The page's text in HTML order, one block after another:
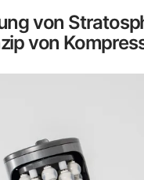
von
von